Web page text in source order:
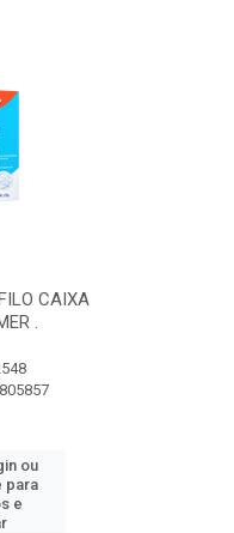
CAIXA
.
ou
para
e